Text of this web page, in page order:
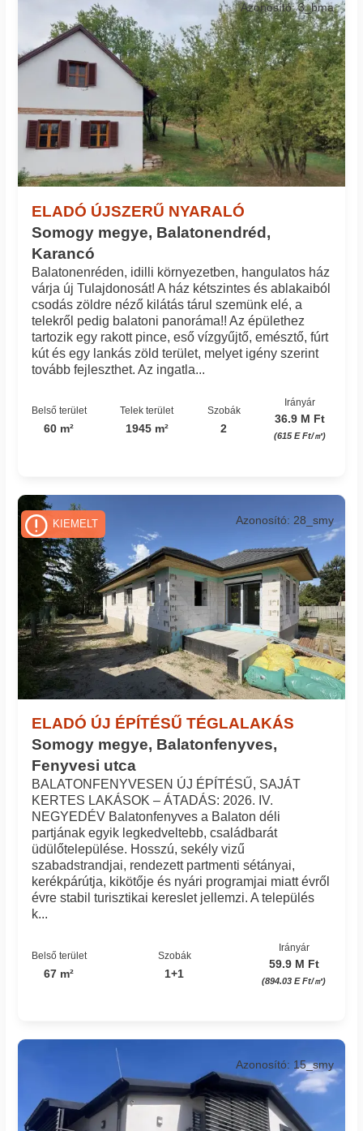
ELADÓ ÚJSZERŰ NYARALÓ
Somogy megye, Balatonendréd,
Karancó
Azonosító: 3_bma
Balatonenréden, idilli környezetben, hangulatos ház
várja új Tulajdonosát! A ház kétszintes és ablakaiból
csodás zöldre néző kilátás tárul szemünk elé, a
telekről pedig balatoni panoráma!! Az épülethez
tartozik egy rakott pince, eső vízgyűjtő, emésztő, fúrt
kút és egy lankás zöld terület, melyet igény szerint
tovább fejleszthet. Az ingatla...
Belső terület
60 m²
Telek terület
1945 m²
Szobák
2
Irányár
36.9 M Ft
(615 E Ft/㎡)
ELADÓ ÚJ ÉPÍTÉSŰ TÉGLALAKÁS
Somogy megye, Balatonfenyves,
Fenyvesi utca
Azonosító: 28_smy
BALATONFENYVESEN ÚJ ÉPÍTÉSŰ, SAJÁT
KERTES LAKÁSOK – ÁTADÁS: 2026. IV.
NEGYEDÉV Balatonfenyves a Balaton déli
partjának egyik legkedveltebb, családbarát
üdülőtelepülése. Hosszú, sekély vizű
szabadstrandjai, rendezett partmenti sétányai,
kerékpárútja, kikötője és nyári programjai miatt évről
évre stabil turisztikai kereslet jellemzi. A település
k...
Belső terület
67 m²
Szobák
1+1
Irányár
59.9 M Ft
(894.03 E Ft/㎡)
KIEMELT
Azonosító: 15_smy